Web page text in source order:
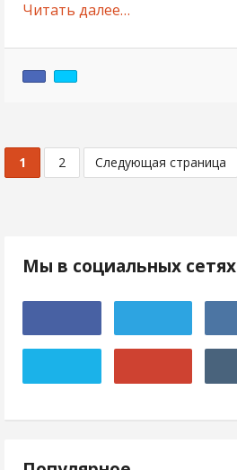
Читать далее…
1 2 Следующая страница
Мы в социальных сетях